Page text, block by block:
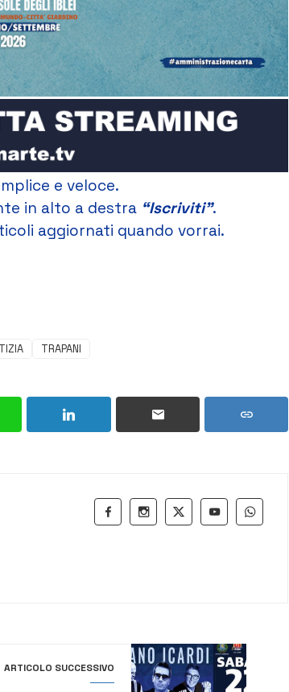
e veloce.
in alto a destra “Iscriviti”.
aggiornati quando vorrai.
TRAPANI
ARTICOLO SUCCESSIVO